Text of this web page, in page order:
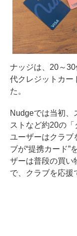
ナッジは、20～
代クレジットカー
た。
Nudgeでは当初、
ストなど約20の「
ユーザーはクラブ
ブが“提携カード”
ザーは普段の買い
で、クラブを応援